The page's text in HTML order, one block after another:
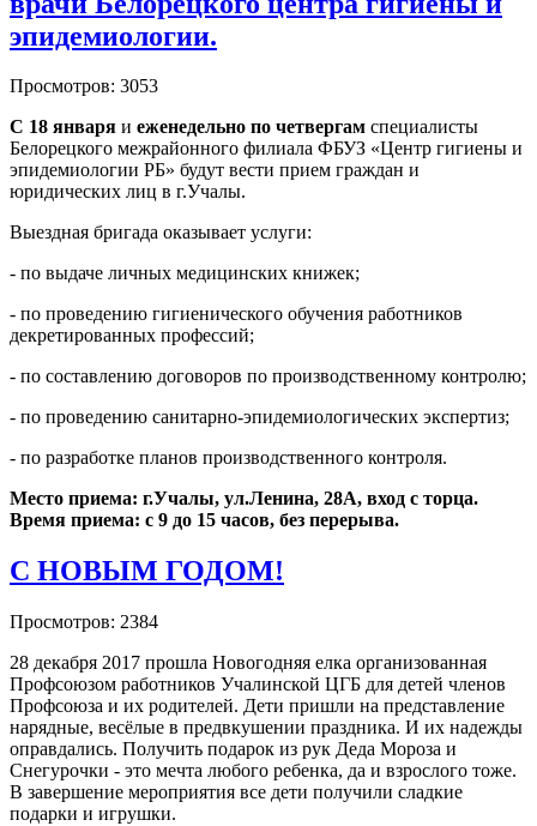
эпидемиологии.
Просмотров: 3053
С 18 января и еженедельно по четвергам специалисты
Белорецкого межрайонного филиала ФБУЗ «Центр гигиены и
эпидемиологии РБ» будут вести прием граждан и
юридических лиц в г.Учалы.
Выездная бригада оказывает услуги:
- по выдаче личных медицинских книжек;
- по проведению гигиенического обучения работников
декретированных профессий;
- по составлению договоров по производственному контролю;
- по проведению санитарно-эпидемиологических экспертиз;
- по разработке планов производственного контроля.
Место приема: г.Учалы, ул.Ленина, 28А, вход с торца.
Время приема: с 9 до 15 часов, без перерыва.
С НОВЫМ ГОДОМ!
Просмотров: 2384
28 декабря 2017 прошла Новогодняя елка организованная
Профсоюзом работников Учалинской ЦГБ для детей членов
Профсоюза и их родителей. Дети пришли на представление
нарядные, весёлые в предвкушении праздника. И их надежды
оправдались. Получить подарок из рук Деда Мороза и
Снегурочки - это мечта любого ребенка, да и взрослого тоже.
В завершение мероприятия все дети получили сладкие
подарки и игрушки.